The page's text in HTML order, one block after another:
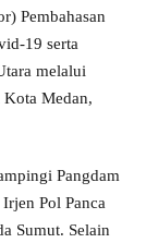
Pembahasan
19 serta
melalui
Medan,
Pangdam
Pol Panca
Sumut. Selain